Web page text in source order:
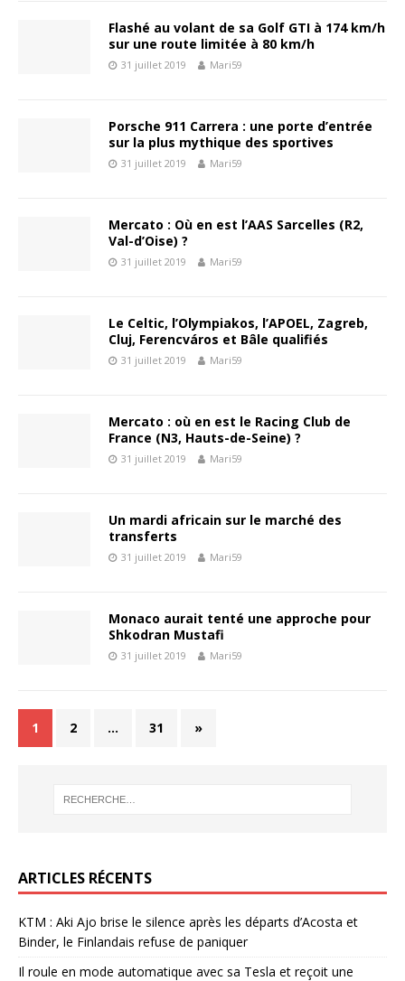
Flashé au volant de sa Golf GTI à 174 km/h
sur une route limitée à 80 km/h
31 juillet 2019 Mari59
Porsche 911 Carrera : une porte d’entrée
sur la plus mythique des sportives
31 juillet 2019 Mari59
Mercato : Où en est l’AAS Sarcelles (R2,
Val-d’Oise) ?
31 juillet 2019 Mari59
Le Celtic, l’Olympiakos, l’APOEL, Zagreb,
Cluj, Ferencváros et Bâle qualifiés
31 juillet 2019 Mari59
Mercato : où en est le Racing Club de
France (N3, Hauts-de-Seine) ?
31 juillet 2019 Mari59
Un mardi africain sur le marché des
transferts
31 juillet 2019 Mari59
Monaco aurait tenté une approche pour
Shkodran Mustafi
31 juillet 2019 Mari59
1 2 … 31 »
ARTICLES RÉCENTS
KTM : Aki Ajo brise le silence après les départs d’Acosta et
Binder, le Finlandais refuse de paniquer
Il roule en mode automatique avec sa Tesla et reçoit une